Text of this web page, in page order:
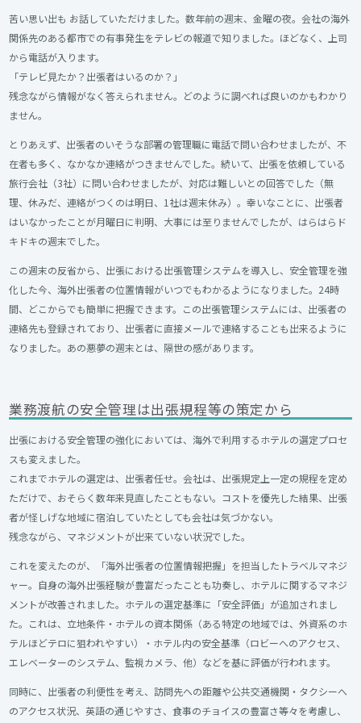
苦い思い出も お話していただけました。数年前の週末、金曜の夜。会社の海外
関係先のある都市での有事発生をテレビの報道で知りました。ほどなく、上司
から電話が入ります。
「テレビ見たか？出張者はいるのか？」
残念ながら情報がなく答えられません。どのように調べれば良いのかもわかり
ません。
とりあえず、出張者のいそうな部署の管理職に電話で問い合わせましたが、不
在者も多く、なかなか連絡がつきませんでした。続いて、出張を依頼している
旅行会社（3社）に問い合わせましたが、対応は難しいとの回答でした（無
理、休みだ、連絡がつくのは明日、1社は週末休み）。幸いなことに、出張者
はいなかったことが月曜日に判明、大事には至りませんでしたが、はらはらド
キドキの週末でした。
この週末の反省から、出張における出張管理システムを導入し、安全管理を強
化した今、海外出張者の位置情報がいつでもわかるようになりました。24時
間、どこからでも簡単に把握できます。この出張管理システムには、出張者の
連絡先も登録されており、出張者に直接メールで連絡することも出来るように
なりました。あの悪夢の週末とは、隔世の感があります。
業務渡航の安全管理は出張規程等の策定から
出張における安全管理の強化においては、海外で利用するホテルの選定プロセ
スも変えました。
これまでホテルの選定は、出張者任せ。会社は、出張規定上一定の規程を定め
ただけで、おそらく数年来見直したこともない。コストを優先した結果、出張
者が怪しげな地域に宿泊していたとしても会社は気づかない。
残念ながら、マネジメントが出来ていない状況でした。
これを変えたのが、「海外出張者の位置情報把握」を担当したトラベルマネジ
ャー。自身の海外出張経験が豊富だったことも功奏し、ホテルに関するマネジ
メントが改善されました。ホテルの選定基準に「安全評価」が追加されまし
た。これは、立地条件・ホテルの資本関係（ある特定の地域では、外資系のホ
テルほどテロに狙われやすい）・ホテル内の安全基準（ロビーへのアクセス、
エレベーターのシステム、監視カメラ、他）などを基に評価が行われます。
同時に、出張者の利便性を考え、訪問先への距離や公共交通機関・タクシーへ
のアクセス状況、英語の通じやすさ、食事のチョイスの豊富さ等々を考慮し、